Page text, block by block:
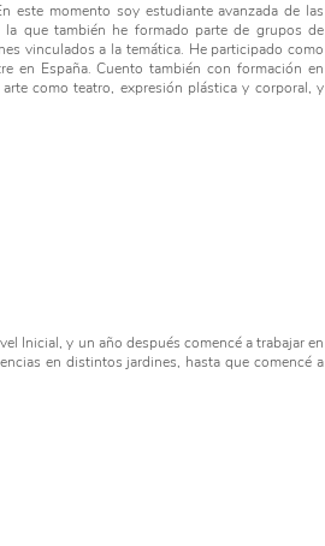
este momento soy estudiante avanzada de las
la que también he formado parte de grupos de
vinculados a la temática. He participado como
en España. Cuento también con formación en
como teatro, expresión plástica y corporal, y
Inicial, y un año después comencé a trabajar en
en distintos jardines, hasta que comencé a